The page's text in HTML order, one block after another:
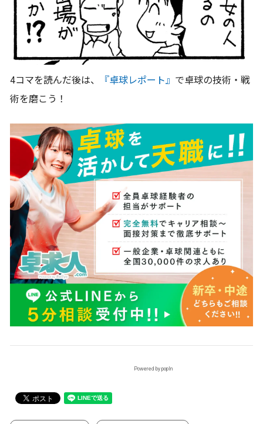
4コマを読んだ後は、 『卓球レポート』 で卓球の技術・戦
術を磨こう！
Powered by popIn